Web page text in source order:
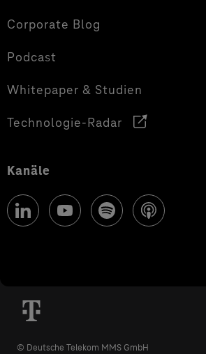
Corporate Blog
Podcast
Whitepaper & Studien
Technologie-Radar
Kanäle
© Deutsche Telekom MMS GmbH